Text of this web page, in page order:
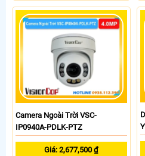
Camera Ngoài Trời VSC-
IP0940A-PDLK-PTZ
Giá: 2,677,500 ₫